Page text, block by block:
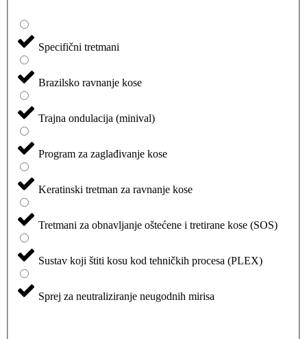
Specifični tretmani
Brazilsko ravnanje kose
Trajna ondulacija (minival)
Program za zaglađivanje kose
Keratinski tretman za ravnanje kose
Tretmani za obnavljanje oštećene i tretirane kose (SOS)
Sustav koji štiti kosu kod tehničkih procesa (PLEX)
Sprej za neutraliziranje neugodnih mirisa